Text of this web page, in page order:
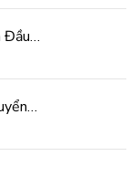
Đầu